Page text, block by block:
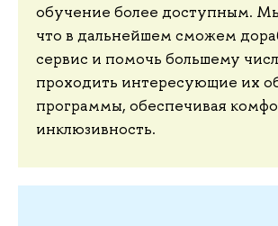
обучение более доступным.
что в дальнейшем сможем
сервис и помочь большему
проходить интересующие их
программы, обеспечивая
инклюзивность.